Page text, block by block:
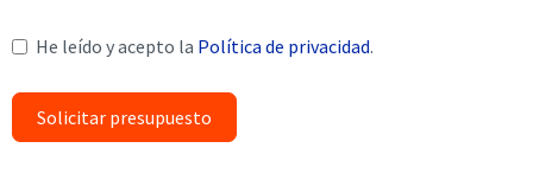
He leído y acepto la Política de privacidad.
Solicitar presupuesto